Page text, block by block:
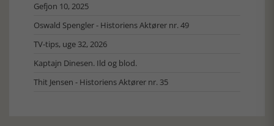
Gefjon 10, 2025
Oswald Spengler - Historiens Aktører nr. 49
TV-tips, uge 32, 2026
Kaptajn Dinesen. Ild og blod.
Thit Jensen - Historiens Aktører nr. 35